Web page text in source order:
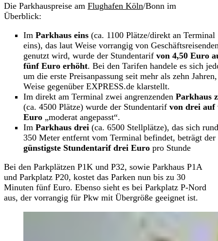
Die Parkhauspreise am Flughafen Köln/Bonn im
Überblick:
Im Parkhaus eins (ca. 1100 Plätze/direkt an Terminal
eins), das laut Weise vorrangig von
genutzt wird, wurde der Stundentarif von 4,50 Euro
fünf Euro erhöht. Bei den Tarifen handele es sich
um die erste Preisanpassung seit mehr als zehn
Weise gegenüber EXPRESS.de klarstellt.
Im direkt am Terminal zwei angrenzenden Parkhaus
(ca. 4500 Plätze) wurde der Stundentarif von drei auf
Euro „moderat angepasst“.
Im Parkhaus drei (ca. 6500 Stellplätze), das sich rund
350 Meter entfernt vom Terminal befindet, beträgt der
günstigste Stundentarif drei Euro pro Stunde
Bei den Parkplätzen P1K und P32, sowie Parkhaus P1A
und Parkplatz P20, kostet das Parken nun bis zu 30
Minuten fünf Euro. Ebenso sieht es bei Parkplatz P-Nord
aus, der vorrangig für Pkw mit Übergröße geeignet ist.